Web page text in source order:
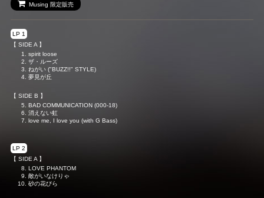
Musing 限定販売
LP 1
【 SIDE A 】
spirit loose
ザ・ルーズ
ねがい ("BUZZ!!" STYLE)
夢見が丘
【 SIDE B 】
BAD COMMUNICATION (000-18)
消えない虹
love me, I love you (with G Bass)
LP 2
【 SIDE A 】
LOVE PHANTOM
敵がいなけりゃ
砂の花びら